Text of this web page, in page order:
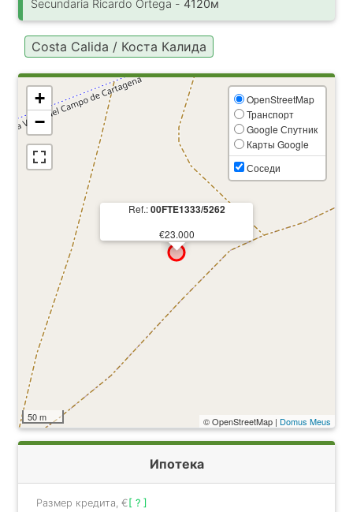
Secundaria Ricardo Ortega - 4120м
Costa Calida / Коста Калида
Ref.:00FTE1333/5262
€23.000
+
−
OpenStreetMap
Транспорт
Google Спутник
Карты Google
Соседи
50 m © OpenStreetMap | Domus Meus
Ипотека
Размер кредита, €[ ? ]